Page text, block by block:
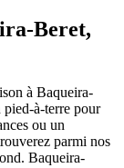
Beret,
à Baqueira-
à-terre pour
ou un
parmi nos
Baqueira-